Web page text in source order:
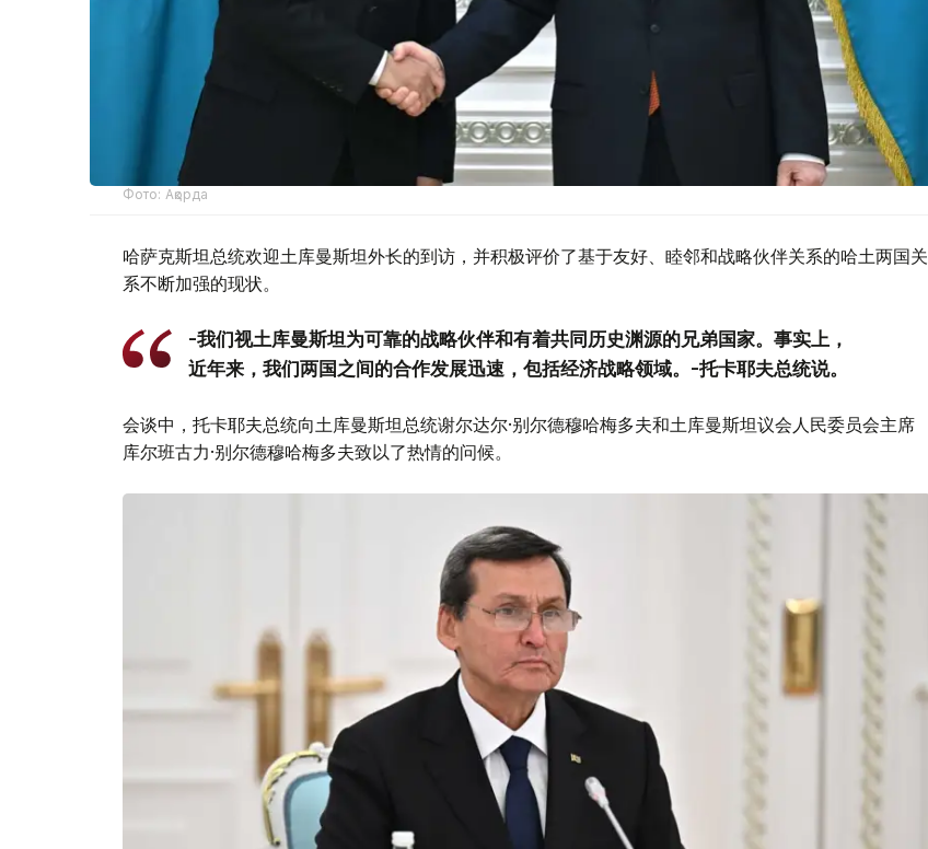
Фото: Ақорда
哈萨克斯坦总统欢迎土库曼斯坦外长的到访，并积极评价了基于友好、睦邻和战略伙伴关系的哈土两国关
系不断加强的现状。
-我们视土库曼斯坦为可靠的战略伙伴和有着共同历史渊源的兄弟国家。事实上，
近年来，我们两国之间的合作发展迅速，包括经济战略领域。-托卡耶夫总统说。
会谈中，托卡耶夫总统向土库曼斯坦总统谢尔达尔·别尔德穆哈梅多夫和土库曼斯坦议会人民委员会主席
库尔班古力·别尔德穆哈梅多夫致以了热情的问候。